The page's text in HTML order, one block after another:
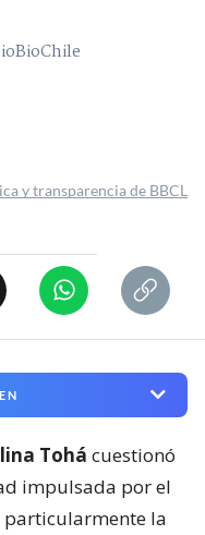
y transparencia de BBCL
Tohá cuestionó
impulsada por el
particularmente la